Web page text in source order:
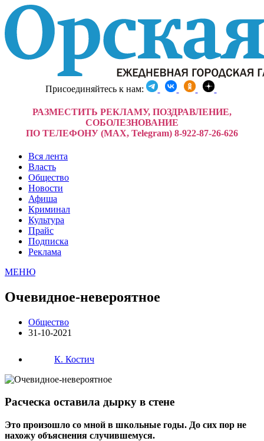
Присоединяйтесь к нам:
РАЗМЕСТИТЬ РЕКЛАМУ, ПОЗДРАВЛЕНИЕ,
СОБОЛЕЗНОВАНИЕ
ПО ТЕЛЕФОНУ (MAX, Telegram) 8-922-87-26-626
Вся лента
Власть
Общество
Новости
Афиша
Криминал
Культура
Прайс
Подписка
Реклама
МЕНЮ
Очевидное-невероятное
Общество
31-10-2021
К. Костич
Расческа оставила дырку в стене
Это произошло со мной в школьные годы. До сих пор не
нахожу объяснения случившемуся.